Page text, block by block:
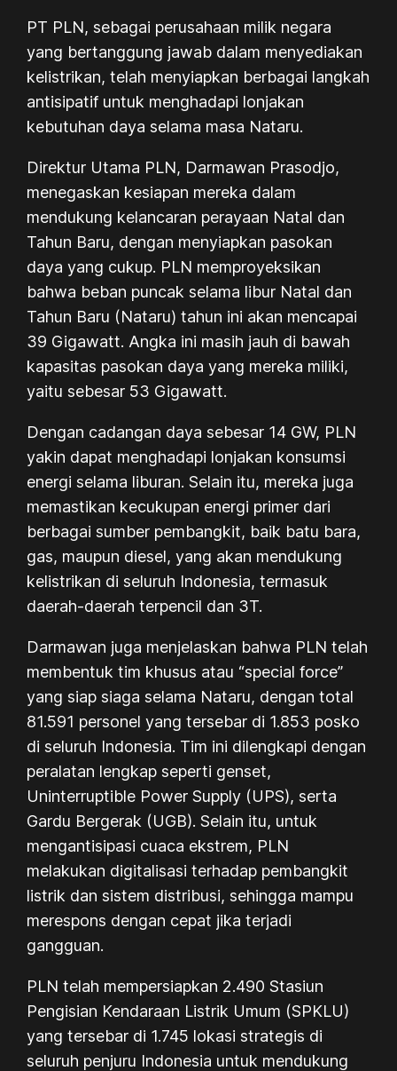
PT PLN, sebagai perusahaan milik negara
yang bertanggung jawab dalam menyediakan
kelistrikan, telah menyiapkan berbagai langkah
antisipatif untuk menghadapi lonjakan
kebutuhan daya selama masa Nataru.
Direktur Utama PLN, Darmawan Prasodjo,
menegaskan kesiapan mereka dalam
mendukung kelancaran perayaan Natal dan
Tahun Baru, dengan menyiapkan pasokan
daya yang cukup. PLN memproyeksikan
bahwa beban puncak selama libur Natal dan
Tahun Baru (Nataru) tahun ini akan mencapai
39 Gigawatt. Angka ini masih jauh di bawah
kapasitas pasokan daya yang mereka miliki,
yaitu sebesar 53 Gigawatt.
Dengan cadangan daya sebesar 14 GW, PLN
yakin dapat menghadapi lonjakan konsumsi
energi selama liburan. Selain itu, mereka juga
memastikan kecukupan energi primer dari
berbagai sumber pembangkit, baik batu bara,
gas, maupun diesel, yang akan mendukung
kelistrikan di seluruh Indonesia, termasuk
daerah-daerah terpencil dan 3T.
Darmawan juga menjelaskan bahwa PLN telah
membentuk tim khusus atau “special force”
yang siap siaga selama Nataru, dengan total
81.591 personel yang tersebar di 1.853 posko
di seluruh Indonesia. Tim ini dilengkapi dengan
peralatan lengkap seperti genset,
Uninterruptible Power Supply (UPS), serta
Gardu Bergerak (UGB). Selain itu, untuk
mengantisipasi cuaca ekstrem, PLN
melakukan digitalisasi terhadap pembangkit
listrik dan sistem distribusi, sehingga mampu
merespons dengan cepat jika terjadi
gangguan.
PLN telah mempersiapkan 2.490 Stasiun
Pengisian Kendaraan Listrik Umum (SPKLU)
yang tersebar di 1.745 lokasi strategis di
seluruh penjuru Indonesia untuk mendukung